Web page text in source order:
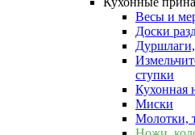
Весы и
Доски
ступки
Кухонная
Миски
Молотки,